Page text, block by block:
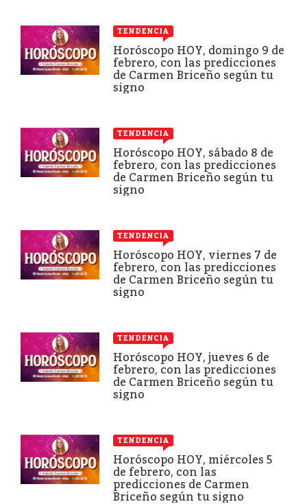
TENDENCIA
Horóscopo HOY, domingo 9 de
febrero, con las predicciones
de Carmen Briceño según tu
signo
TENDENCIA
Horóscopo HOY, sábado 8 de
febrero, con las predicciones
de Carmen Briceño según tu
signo
TENDENCIA
Horóscopo HOY, viernes 7 de
febrero, con las predicciones
de Carmen Briceño según tu
signo
TENDENCIA
Horóscopo HOY, jueves 6 de
febrero, con las predicciones
de Carmen Briceño según tu
signo
TENDENCIA
Horóscopo HOY, miércoles 5
de febrero, con las
predicciones de Carmen
Briceño según tu signo